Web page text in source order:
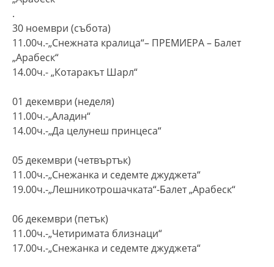
.
30 ноември (събота)
11.00ч.-„Снежната кралица“– ПРЕМИЕРА – Балет
„Арабеск“
14.00ч.- „Котаракът Шарл“
01 декември (неделя)
11.00ч.-„Аладин“
14.00ч.-„Да целунеш принцеса“
05 декември (четвъртък)
11.00ч.-„Снежанка и седемте джуджета“
19.00ч.-„Лешникотрошачката“-Балет „Арабеск“
06 декември (петък)
11.00ч.-„Четиримата близнаци“
17.00ч.-„Снежанка и седемте джуджета“